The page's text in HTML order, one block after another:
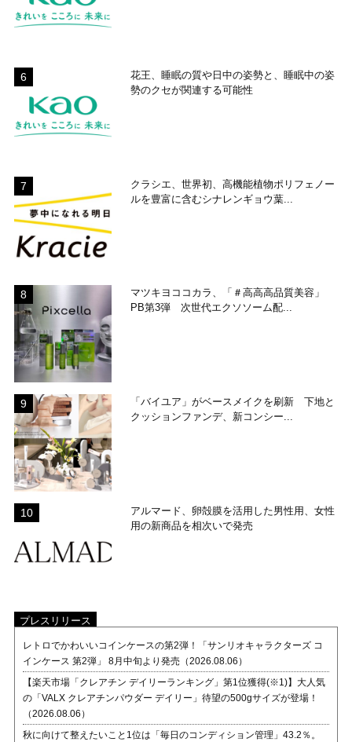
花王、睡眠の質や日中の姿勢と、睡眠中の姿
勢のクセが関連する可能性
クラシエ、世界初、高機能植物ポリフェノー
ルを豊富に含むシナレンギョウ葉...
マツキヨココカラ、「＃高高高品質美容」
PB第3弾 次世代エクソソーム配...
「バイユア」がベースメイクを刷新 下地と
クッションファンデ、新コンシー...
アルマード、卵殻膜を活用した男性用、女性
用の新商品を相次いで発売
プレスリリース
レトロでかわいいコインケースの第2弾！「サンリオキャラクターズ コ
インケース 第2弾」 8月中旬より発売（2026.08.06）
【楽天市場「クレアチン デイリーランキング」第1位獲得(※1)】大人気
の「VALX クレアチンパウダー デイリー」待望の500gサイズが登場！
（2026.08.06）
秋に向けて整えたいこと1位は「毎日のコンディション管理」43.2％。